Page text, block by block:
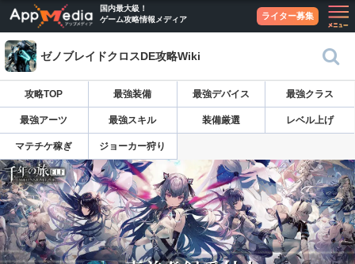
国内最大級！
ゲーム攻略情報メディア
ライター募集
ゼノブレイドクロスDE攻略Wiki
攻略TOP 最強装備 最強デバイス 最強クラス
最強アーツ 最強スキル 装備厳選 レベル上げ
マテチケ稼ぎ ジョーカー狩り